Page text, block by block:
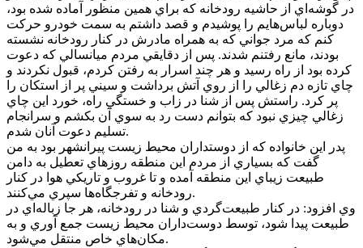
در گوشه‌اي از حاشيه رودخانه که براي همين منظور آماده شده بود،
دوباره لباس‌هايم را پوشيدم و قصد داشتم به سمت خودرو حرکت
کنم که مرد جواني که به همراه مادرش در کنار رودخانه نشسته
بودند، مانع رفتنم شدند. پس از دقايقي مردم ميانسالي که دعوت
کرده بود از راه رسيد و هر چند اسرار به رفتن کردم، قبول نکردند و
چاي تازه دم زغالي را از روي آتش برداشت و سيني پر از استکان را
پر کرد. راستش پس از شنا در زاب و خستگي راه، خورد اين چاي
زغالي چيزي نبود که بتوانم دست رد به سوي آن بکشم و سرانجام
تسليم دعوت آنان شدم.
پدر اين خانواده که از دوستداران محيط زيست پيرانشهر بود به من
گفت که بسياري از مردم اين منطقه روزهاي تعطيل به دامن
طبيعت زيباي اين منطقه آمده و تا غروب و تاريکي هوا در کنار
رودخانه و تفرجگاه‌ها سپري مي‌کنند.
وي افزود: در کنار طبيعت‌گردي و شنا در رودخانه، هر جا زباله‌اي در
طبيعت پيدا شود، توسط دوست‌داران محيط زيست جمع آوري و به
مکان‌هاي خاص منتقل مي‌شود.